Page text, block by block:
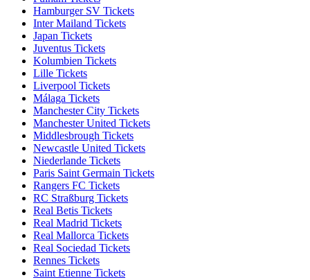
Hamburger SV Tickets
Inter Mailand Tickets
Japan Tickets
Juventus Tickets
Kolumbien Tickets
Lille Tickets
Liverpool Tickets
Málaga Tickets
Manchester City Tickets
Manchester United Tickets
Middlesbrough Tickets
Newcastle United Tickets
Niederlande Tickets
Paris Saint Germain Tickets
Rangers FC Tickets
RC Straßburg Tickets
Real Betis Tickets
Real Madrid Tickets
Real Mallorca Tickets
Real Sociedad Tickets
Rennes Tickets
Saint Etienne Tickets